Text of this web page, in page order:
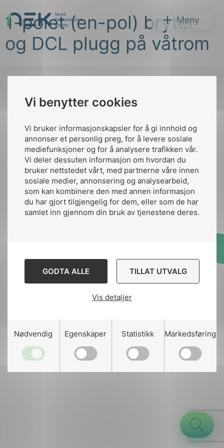
Vi benytter cookies
Vi bruker informasjonskapsler for å gi innhold og
annonser et personlig preg, for å levere sosiale
mediefunksjoner og for å analysere trafikken vår.
Vi deler dessuten informasjon om hvordan du
bruker nettstedet vårt, med partnerne våre innen
sosiale medier, annonsering og analysearbeid,
som kan kombinere den med annen informasjon
du har gjort tilgjengelig for dem, eller som de har
samlet inn gjennom din bruk av tjenestene deres.
GODTA ALLE TILLAT UTVALG
Vis detaljer
Nødvendig Egenskaper Statistikk Markedsføring
til
innhold
NEK Meny
Søk
1-polet (en-pol) bryter
og DCL plugg på våtrom
Kontakt oss
Ansatte
nek@nek.no
Kontakt
Bruk av Cookies
Designed and developed
Stem Agency
toppen